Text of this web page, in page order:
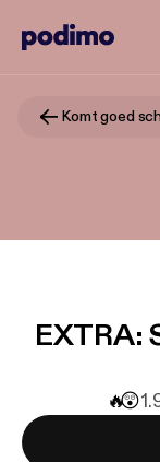
Komt goed
EXTRA:
🔥😲